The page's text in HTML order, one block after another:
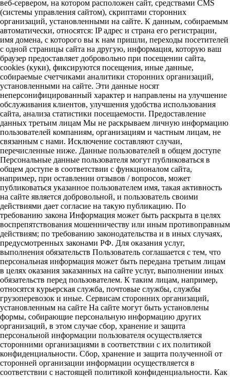
веб-сервером, на котором расположен сайт, средствами CMS
(системы управления сайтом), скриптами сторонних
организаций, установленными на сайте. К данным, собираемым
автоматически, относятся: IP адрес и страна его регистрации,
имя домена, с которого вы к нам пришли, переходы посетителей
с одной страницы сайта на другую, информация, которую ваш
браузер предоставляет добровольно при посещении сайта,
cookies (куки), фиксируются посещения, иные данные,
собираемые счетчиками аналитики сторонних организаций,
установленными на сайте. Эти данные носят
неперсонифицированный характер и направлены на улучшение
обслуживания клиентов, улучшения удобства использования
сайта, анализа статистики посещаемости. Предоставление
данных третьим лицам Мы не раскрываем личную информацию
пользователей компаниям, организациям и частным лицам, не
связанным с нами. Исключение составляют случаи,
перечисленные ниже. Данные пользователей в общем доступе
Персональные данные пользователя могут публиковаться в
общем доступе в соответствии с функционалом сайта,
например, при оставлении отзывов / вопросов, может
публиковаться указанное пользователем имя, такая активность
на сайте является добровольной, и пользователь своими
действиями дает согласие на такую публикацию. По
требованию закона Информация может быть раскрыта в целях
воспрепятствования мошенничеству или иным противоправным
действиям; по требованию законодательства и в иных случаях,
предусмотренных законами РФ. Для оказания услуг,
выполнения обязательств Пользователь соглашается с тем, что
персональная информация может быть передана третьим лицам
в целях оказания заказанных на сайте услуг, выполнении иных
обязательств перед пользователем. К таким лицам, например,
относятся курьерская служба, почтовые службы, службы
грузоперевозок и иные. Сервисам сторонних организаций,
установленным на сайте На сайте могут быть установлены
формы, собирающие персональную информацию других
организаций, в этом случае сбор, хранение и защита
персональной информации пользователя осуществляется
сторонними организациями в соответствии с их политикой
конфиденциальности. Сбор, хранение и защита полученной от
сторонней организации информации осуществляется в
соответствии с настоящей политикой конфиденциальности. Как